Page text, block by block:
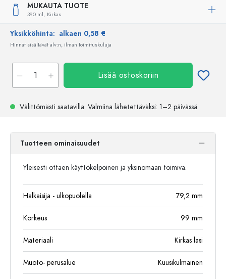
MUKAUTA TUOTE
390 ml, Kirkas
Yksikköhinta: alkaen 0,58 €
Hinnat sisältävät alv:n, ilman toimituskuluja
Lisää ostoskoriin
Välittömästi saatavilla. Valmiina lähetettäväksi: 1–2 päivässä
Tuotteen ominaisuudet
Yleisesti ottaen käyttökelpoinen ja yksinomaan toimiva.
Halkaisija - ulkopuolella 79,2 mm
Korkeus 99 mm
Materiaali Kirkas lasi
Muoto- perusalue Kuusikulmainen